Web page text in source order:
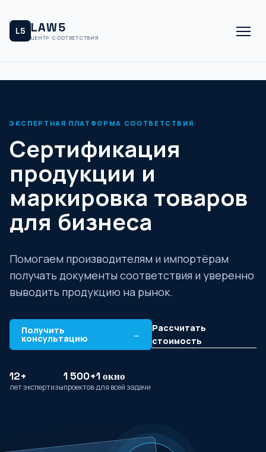
L5 LAW5
ЦЕНТР СООТВЕТСТВИЯ
ЭКСПЕРТНАЯ ПЛАТФОРМА СООТВЕТСТВИЯ
Сертификация
продукции и
маркировка товаров
для бизнеса
Помогаем производителям и импортёрам
получать документы соответствия и уверенно
выводить продукцию на рынок.
Получить
консультацию →
Рассчитать
стоимость
12+
лет экспертизы
1 500+
проектов
1 окно
для всей задачи